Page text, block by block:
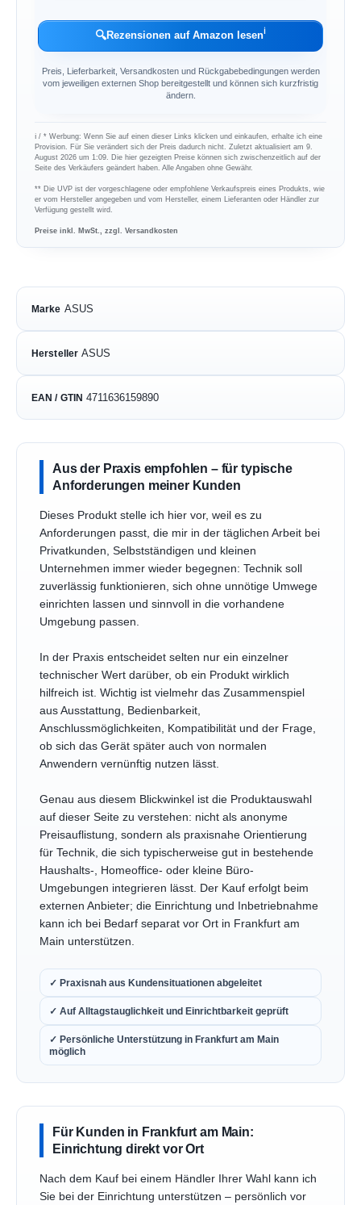
🔍Rezensionen auf Amazon lesenℹ︎
Preis, Lieferbarkeit, Versandkosten und Rückgabebedingungen werden
vom jeweiligen externen Shop bereitgestellt und können sich kurzfristig
ändern.
ℹ︎ / * Werbung: Wenn Sie auf einen dieser Links klicken und einkaufen, erhalte ich eine
Provision. Für Sie verändert sich der Preis dadurch nicht. Zuletzt aktualisiert am 9.
August 2026 um 1:09. Die hier gezeigten Preise können sich zwischenzeitlich auf der
Seite des Verkäufers geändert haben. Alle Angaben ohne Gewähr.
** Die UVP ist der vorgeschlagene oder empfohlene Verkaufspreis eines Produkts, wie
er vom Hersteller angegeben und vom Hersteller, einem Lieferanten oder Händler zur
Verfügung gestellt wird.
Preise inkl. MwSt., zzgl. Versandkosten
Marke ASUS
Hersteller ASUS
EAN / GTIN 4711636159890
Aus der Praxis empfohlen – für typische
Anforderungen meiner Kunden
Dieses Produkt stelle ich hier vor, weil es zu
Anforderungen passt, die mir in der täglichen Arbeit bei
Privatkunden, Selbstständigen und kleinen
Unternehmen immer wieder begegnen: Technik soll
zuverlässig funktionieren, sich ohne unnötige Umwege
einrichten lassen und sinnvoll in die vorhandene
Umgebung passen.
In der Praxis entscheidet selten nur ein einzelner
technischer Wert darüber, ob ein Produkt wirklich
hilfreich ist. Wichtig ist vielmehr das Zusammenspiel
aus Ausstattung, Bedienbarkeit,
Anschlussmöglichkeiten, Kompatibilität und der Frage,
ob sich das Gerät später auch von normalen
Anwendern vernünftig nutzen lässt.
Genau aus diesem Blickwinkel ist die Produktauswahl
auf dieser Seite zu verstehen: nicht als anonyme
Preisauflistung, sondern als praxisnahe Orientierung
für Technik, die sich typischerweise gut in bestehende
Haushalts-, Homeoffice- oder kleine Büro-
Umgebungen integrieren lässt. Der Kauf erfolgt beim
externen Anbieter; die Einrichtung und Inbetriebnahme
kann ich bei Bedarf separat vor Ort in Frankfurt am
Main unterstützen.
✓ Praxisnah aus Kundensituationen abgeleitet
✓ Auf Alltagstauglichkeit und Einrichtbarkeit geprüft
✓ Persönliche Unterstützung in Frankfurt am Main
möglich
Für Kunden in Frankfurt am Main:
Einrichtung direkt vor Ort
Nach dem Kauf bei einem Händler Ihrer Wahl kann ich
Sie bei der Einrichtung unterstützen – persönlich vor